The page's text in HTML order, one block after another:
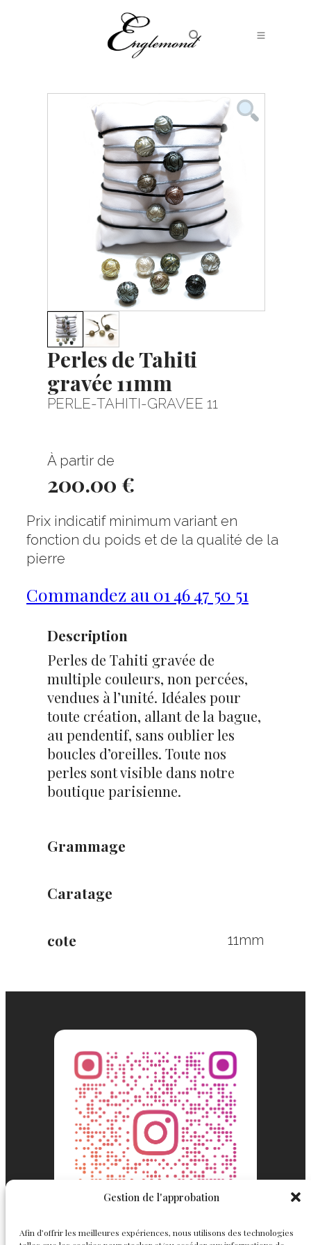
Gestion de l'approbation
Afin d’offrir les meilleures expériences, nous utilisons des technologies
Perles de Tahiti
gravée 11mm
PERLE-TAHITI-GRAVEE 11
À partir de
200.00 €
Prix indicatif minimum variant en
fonction du poids et de la qualité de la
pierre
Commandez au 01 46 47 50 51
Description
Perles de Tahiti gravée de
multiple couleurs, non percées,
vendues à l’unité. Idéales pour
toute création, allant de la bague,
au pendentif, sans oublier les
boucles d’oreilles. Toute nos
perles sont visible dans notre
boutique parisienne.
Grammage
Caratage
cote 11mm